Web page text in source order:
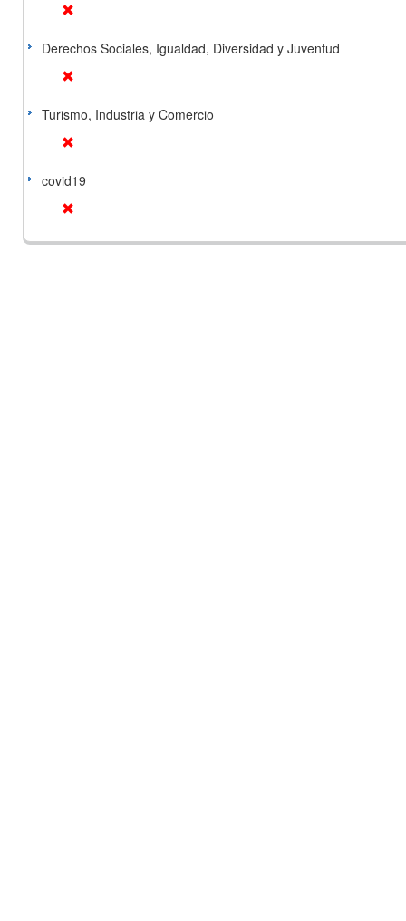
Derechos Sociales, Igualdad, Diversidad y Juventud
Turismo, Industria y Comercio
covid19